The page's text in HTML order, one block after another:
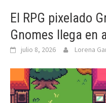
El RPG pixelado
Gnomes llega en
julio 8, 2026 Lorena